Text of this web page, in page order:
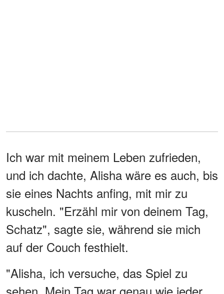
Ich war mit meinem Leben zufrieden,
und ich dachte, Alisha wäre es auch, bis
sie eines Nachts anfing, mit mir zu
kuscheln. "Erzähl mir von deinem Tag,
Schatz", sagte sie, während sie mich
auf der Couch festhielt.
"Alisha, ich versuche, das Spiel zu